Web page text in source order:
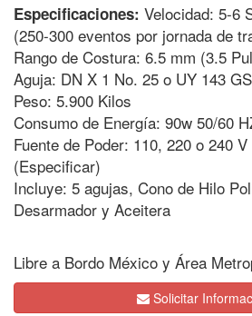
Especificaciones: Velocidad: 5-6
(250-300 eventos por jornada de
Rango de Costura: 6.5 mm (3.5
Aguja: DN X 1 No. 25 o UY 143
Peso: 5.900 Kilos
Consumo de Energía: 90w 50/60
Fuente de Poder: 110, 220 o 240
(Especificar)
Incluye: 5 agujas, Cono de Hilo
Desarmador y Aceitera
Libre a Bordo México y Área
Solicitar